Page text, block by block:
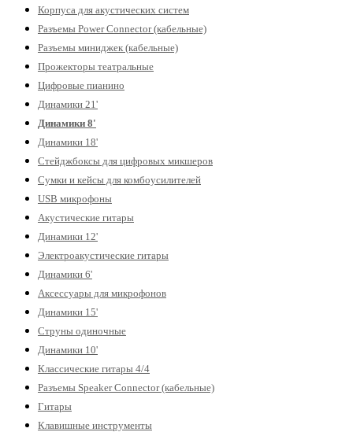
Корпуса для акустических систем
Разъемы Power Connector (кабельные)
Разъемы миниджек (кабельные)
Прожекторы театральные
Цифровые пианино
Динамики 21'
Динамики 8'
Динамики 18'
Стейджбоксы для цифровых микшеров
Сумки и кейсы для комбоусилителей
USB микрофоны
Акустические гитары
Динамики 12'
Электроакустические гитары
Динамики 6'
Аксессуары для микрофонов
Динамики 15'
Струны одиночные
Динамики 10'
Классические гитары 4/4
Разъемы Speaker Connector (кабельные)
Гитары
Клавишные инструменты